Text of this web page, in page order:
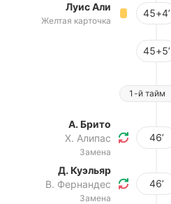
Луис Али
Желтая карточка
45+4’
45+5’
1-й тайм
А. Брито
Х. Алипас
Замена
46’
Д. Куэльяр
В. Фернандес
Замена
46’